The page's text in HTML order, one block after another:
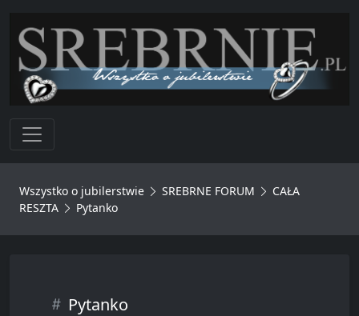
Toggle navigation
Wszystko o jubilerstwie SREBRNE FORUM
CAŁA
RESZTA
Pytanko
Pytanko